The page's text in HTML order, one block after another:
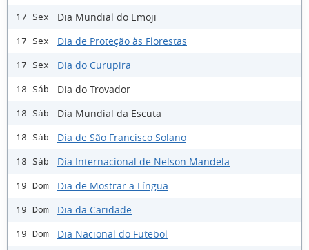
17 Sex Dia Mundial do Emoji
17 Sex Dia de Proteção às Florestas
17 Sex Dia do Curupira
18 Sáb Dia do Trovador
18 Sáb Dia Mundial da Escuta
18 Sáb Dia de São Francisco Solano
18 Sáb Dia Internacional de Nelson Mandela
19 Dom Dia de Mostrar a Língua
19 Dom Dia da Caridade
19 Dom Dia Nacional do Futebol